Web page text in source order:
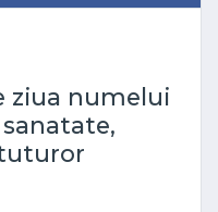
ziua numelui